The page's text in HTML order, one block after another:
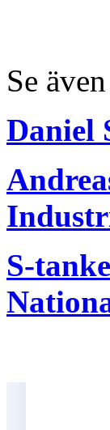
Se
Daniel
S-